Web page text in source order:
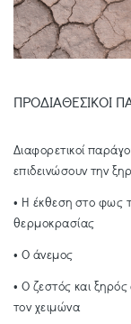
ΠΡΟΔΙΑΘΕΣΙΚΟΙ
Διαφορετικοί
επιδεινώσουν την
• Η έκθεση στο φως
θερμοκρασίας
• Ο άνεμος
• Ο ζεστός και
τον χειμώνα